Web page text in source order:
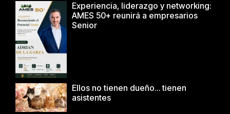
Experiencia, liderazgo y networking:
AMES 50+ reunirá a empresarios
Senior
Ellos no tienen dueño… tienen
asistentes